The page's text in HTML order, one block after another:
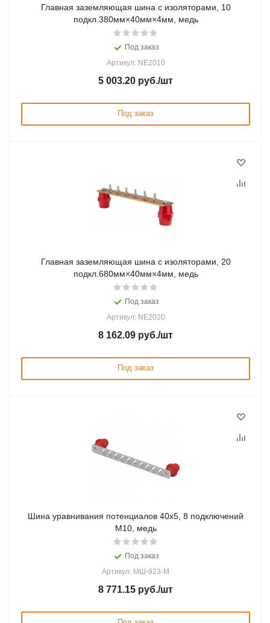
Главная заземляющая шина с изоляторами, 10
подкл.380мм×40мм×4мм, медь
Под заказ
Артикул: NE2010
5 003.20 руб./шт
Под заказ
Главная заземляющая шина с изоляторами, 20
подкл.680мм×40мм×4мм, медь
Под заказ
Артикул: NE2020
8 162.09 руб./шт
Под заказ
Шина уравнивания потенциалов 40х5, 8 подключений
М10, медь
Под заказ
Артикул: МШ-923-М
8 771.15 руб./шт